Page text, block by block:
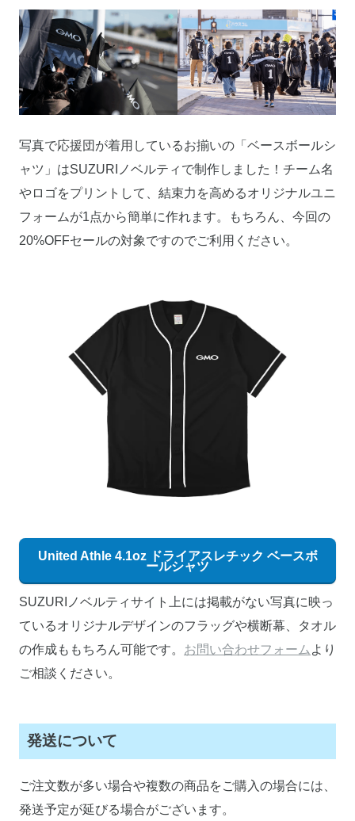
写真で応援団が着用しているお揃いの「ベースボールシ
ャツ」はSUZURIノベルティで制作しました！チーム名
やロゴをプリントして、結束力を高めるオリジナルユニ
フォームが1点から簡単に作れます。もちろん、今回の
20%OFFセールの対象ですのでご利用ください。
United Athle 4.1oz ドライアスレチック ベースボ
ールシャツ
SUZURIノベルティサイト上には掲載がない写真に映っ
ているオリジナルデザインのフラッグや横断幕、タオル
の作成ももちろん可能です。 お問い合わせフォーム より
ご相談ください。
発送について
ご注文数が多い場合や複数の商品をご購入の場合には、
発送予定が延びる場合がございます。